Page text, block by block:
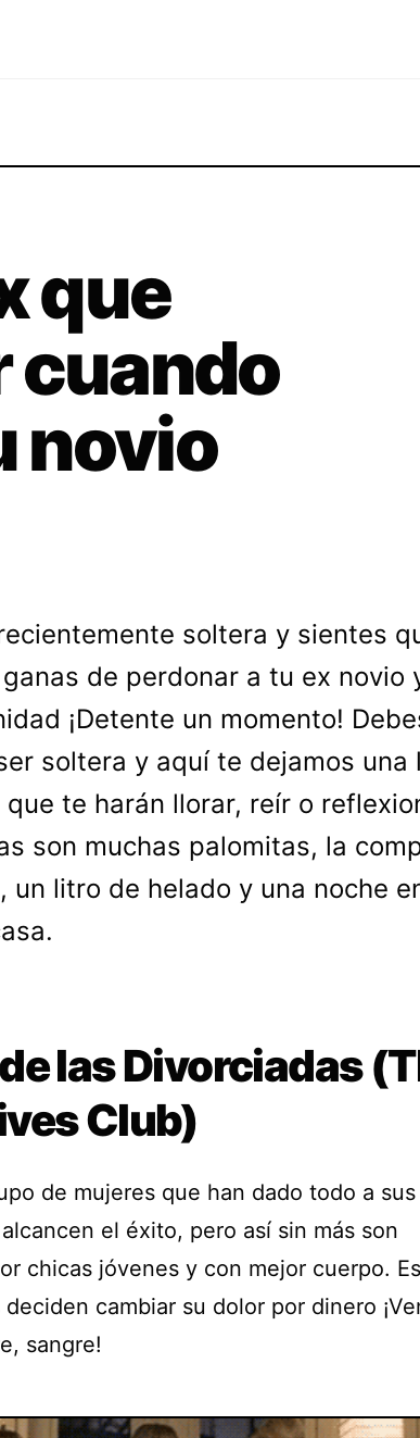
que
cuando
novio
soltera y sientes
de perdonar a tu ex novio
¡Detente un momento!
soltera y aquí te dejamos una
te harán llorar, reír o
son muchas palomitas, la
un litro de helado y una noche
las Divorciadas
Club)
de mujeres que han dado todo a
el éxito, pero así sin más son
chicas jóvenes y con mejor cuerpo.
cambiar su dolor por dinero
sangre!